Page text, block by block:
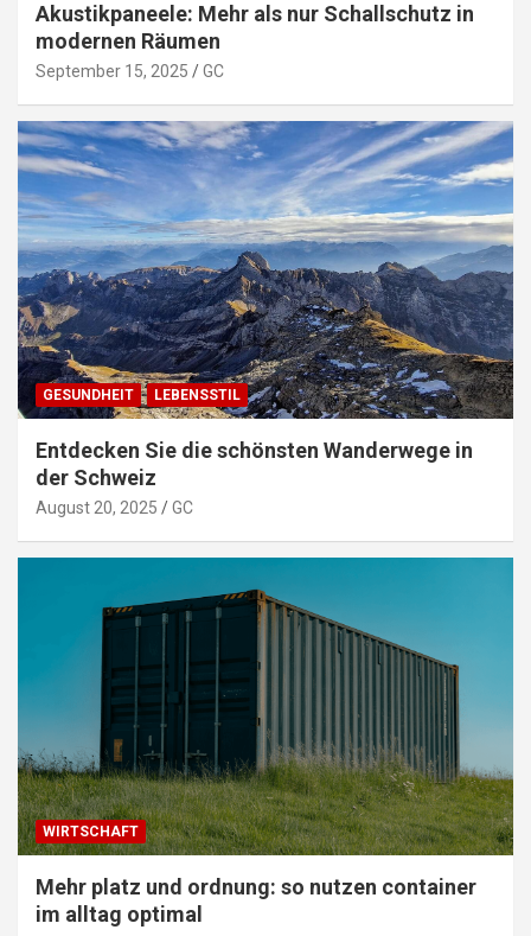
Akustikpaneele: Mehr als nur Schallschutz in
modernen Räumen
September 15, 2025 GC
GESUNDHEIT LEBENSSTIL
Entdecken Sie die schönsten Wanderwege in
der Schweiz
August 20, 2025 GC
WIRTSCHAFT
Mehr platz und ordnung: so nutzen container
im alltag optimal